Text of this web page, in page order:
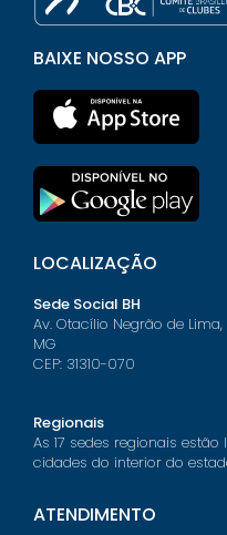
BAIXE NOSSO APP
LOCALIZAÇÃO
Sede Social BH
Av. Otacílio Negrão de
MG
CEP: 31310-070
Regionais
As 17 sedes regionais
cidades do interior do
ATENDIMENTO